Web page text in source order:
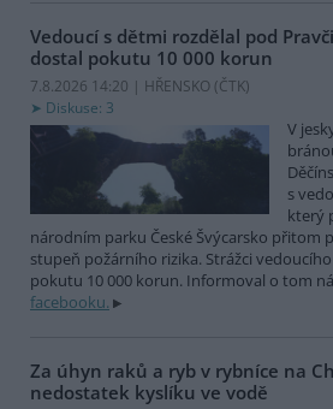
Vedoucí s dětmi rozdělal pod
dostal pokutu 10 000 korun
7.8.2026 14:20 | HŘENSKO (ČTK)
Diskuse: 3
V
s
který
národním parku České Švýcarsko přitom
stupeň požárního rizika. Strážci
pokutu 10 000 korun. Informoval o tom
facebooku.
Za úhyn raků a ryb v rybníce na
nedostatek kyslíku ve vodě